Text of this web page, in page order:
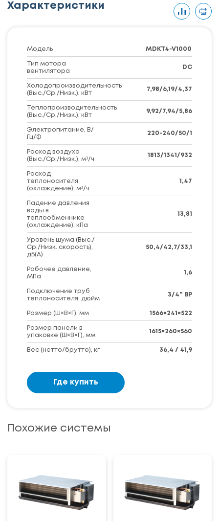
Характеристики
Модель MDKT4-V1000
Тип мотора
вентилятора
DC
Холодопроизводительность
(Выс./Ср./Низк.), кВт
7,98/6,19/4,37
Теплопроизводительность
(Выс./Ср./Низк.), кВт
9,92/7,94/5,86
Электропитание, В/
Гц/Ф
220-240/50/1
Расход воздуха
(Выс./Ср./Низк.), м³/ч
1813/1341/932
Расход
теплоносителя
(охлаждение), м³/ч
1,47
Падение давления
воды в
теплообменнике
(охлаждение), кПа
13,81
Уровень шума (Выс./
Ср./Низк. скорость),
дБ(А)
50,4/42,7/33,1
Рабочее давление,
МПа
1,6
Подключение труб
теплоносителя, дюйм
3/4" BP
Размер (Ш×В×Г), мм 1566×241×522
Размер панели в
упаковке (Ш×В×Г), мм
1615×260×560
Вес (нетто/брутто), кг 36,4 / 41,9
Где купить
Похожие системы